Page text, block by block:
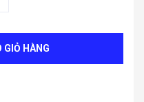
GIỎ HÀNG